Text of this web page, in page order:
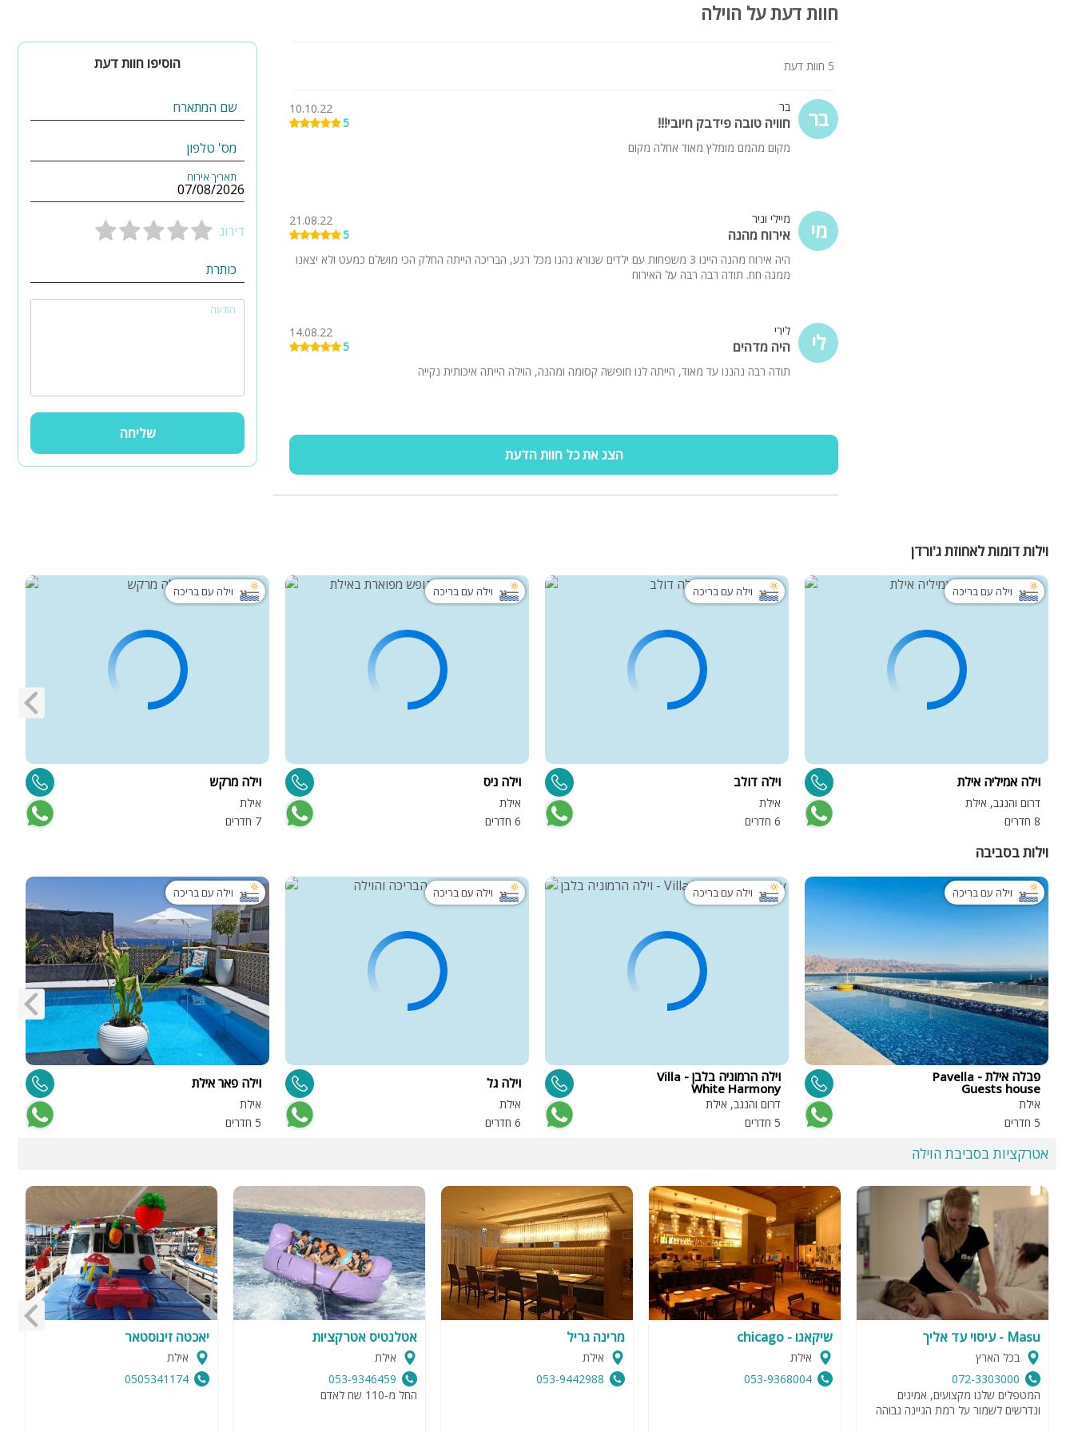
במיוחד לציבור הדתי
פרטים נוספים
חניה ל-3 רכבים
חוות דעת על הוילה
5 חוות דעת
בר בר
חוויה טובה פידבק חיובי!!!
10.10.22
5
מקום מהמם מומלץ מאוד אחלה מקום
מי מיילי וניר
אירוח מהנה
21.08.22
5
היה אירוח מהנה היינו 3 משפחות עם ילדים שנורא נהנו מכל רגע, הבריכה הייתה החלק הכי מושלם כמעט ולא יצאנו
ממנה חח. תודה רבה רבה על האירוח
לי לירי
היה מדהים
14.08.22
5
תודה רבה נהננו עד מאוד, הייתה לנו חופשה קסומה ומהנה, הוילה הייתה איכותית נקייה
הצג את כל חוות הדעת
הוסיפו חוות דעת
שם המתארח
מס' טלפון
תאריך אירוח
דירוג
כותרת
הודעה
שליחה
וילות דומות לאחוזת ג'ורדן
וילה עם בריכה
וילה אמיליה אילת
דרום והנגב, אילת
8 חדרים
וילה עם בריכה
וילה דולב
אילת
6 חדרים
וילה עם בריכה
וילה ניס
אילת
6 חדרים
וילה עם בריכה
וילה מרקש
אילת
7 חדרים
וילות בסביבה
וילה עם בריכה
פבלה אילת - Pavella
Guests house
אילת
5 חדרים
וילה עם בריכה
וילה הרמוניה בלבן - Villa
White Harmony
דרום והנגב, אילת
5 חדרים
וילה עם בריכה
וילה גל
אילת
6 חדרים
וילה עם בריכה
וילה פאר אילת
אילת
5 חדרים
אטרקציות בסביבת הוילה
Masu - עיסוי עד אליך
בכל הארץ
072-3303000
המטפלים שלנו מקצועים, אמינים
ונדרשים לשמור על רמת הגיינה גבוהה
שיקאגו - chicago
אילת
053-9368004
מרינה גריל
אילת
053-9442988
אטלנטיס אטרקציות
אילת
053-9346459
החל מ-110 שח לאדם
יאכטה זינוסטאר
אילת
0505341174